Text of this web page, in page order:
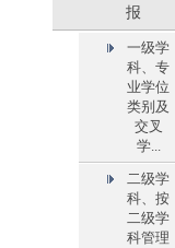
报
一级学
科、专
业学位
类别及
交叉
学...
二级学
科、按
二级学
科管理